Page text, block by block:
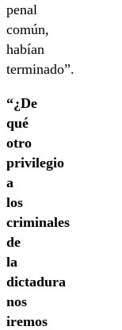
penal
común,
habían
terminado”.
“¿De
qué
otro
privilegio
a
los
criminales
de
la
dictadura
nos
iremos